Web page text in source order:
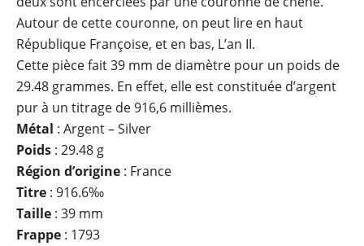
Autour de cette couronne, on peut lire en haut
République Françoise, et en bas, L’an II.
Cette pièce fait 39 mm de diamètre pour un poids de
29.48 grammes. En effet, elle est constituée d’argent
pur à un titrage de 916,6 millièmes.
Métal : Argent – Silver
Poids : 29.48 g
Région d’origine : France
Titre : 916.6‰
Taille : 39 mm
Frappe : 1793